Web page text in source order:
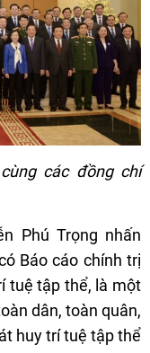
các đồng chí
Phú Trọng nhấn
Báo cáo chính trị
tuệ tập thể, là một
dân, toàn quân,
huy trí tuệ tập thể